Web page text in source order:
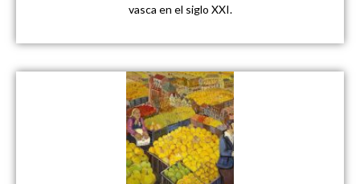
vasca en el siglo XXI.